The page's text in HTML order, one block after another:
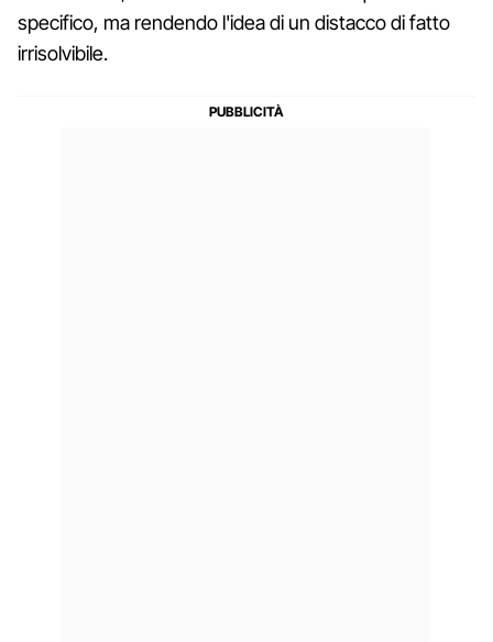
specifico, ma rendendo l'idea di un distacco di fatto
irrisolvibile.